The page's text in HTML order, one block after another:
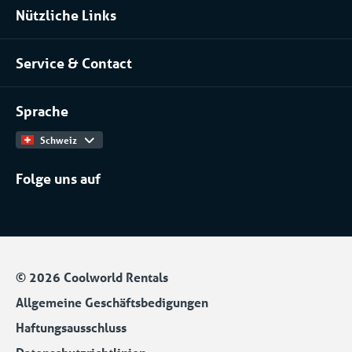
Pharma
Serverraume und Rechenzentren
Chemische Industrie
Installateure
Nützliche Links
Über uns
Unser Team
Arbeiten bei
Produktkatalog
Service & Contact
Kontakt
Sprache
Schweiz
Folge uns auf
© 2026 Coolworld Rentals
Allgemeine Geschäftsbedigungen
Haftungsausschluss